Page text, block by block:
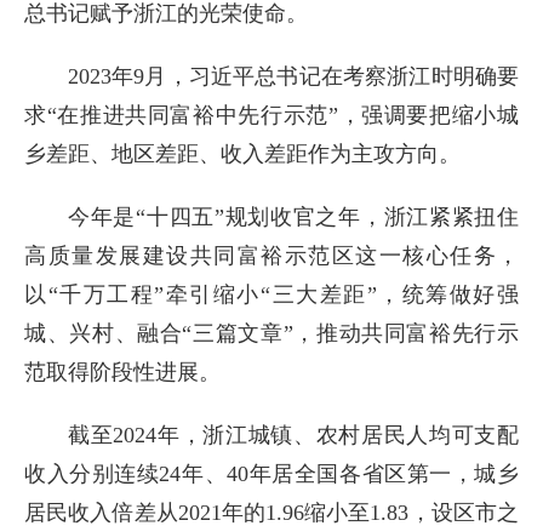
总书记赋予浙江的光荣使命。
2023年9月，习近平总书记在考察浙江时明确要
求“在推进共同富裕中先行示范”，强调要把缩小城
乡差距、地区差距、收入差距作为主攻方向。
今年是“十四五”规划收官之年，浙江紧紧扭住
高质量发展建设共同富裕示范区这一核心任务，
以“千万工程”牵引缩小“三大差距”，统筹做好强
城、兴村、融合“三篇文章”，推动共同富裕先行示
范取得阶段性进展。
截至2024年，浙江城镇、农村居民人均可支配
收入分别连续24年、40年居全国各省区第一，城乡
居民收入倍差从2021年的1.96缩小至1.83，设区市之